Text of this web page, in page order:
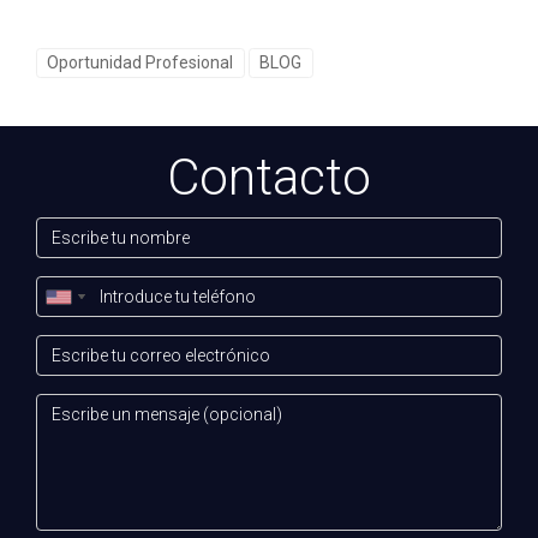
significativa.
ejemplos concretos de cómo la innovación y la
dedicación pueden transformar carreras en el
sector inmobiliario.
Preguntas Frecuentes
¿Qué habilidades son esenciales para un
agente inmobiliario exitoso?
Las habilidades clave incluyen la negociación, la
Oportunidad Profesional BLOG
Contacto